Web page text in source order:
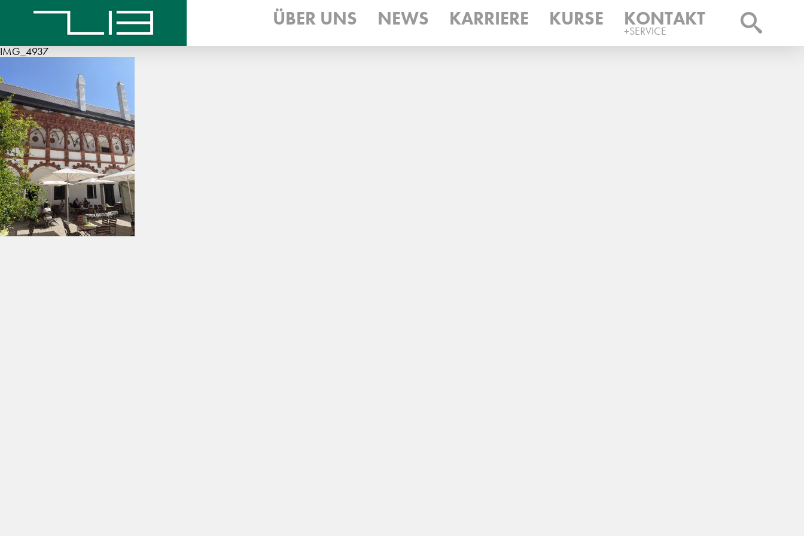
ÜBER UNS NEWS KARRIERE KURSE KONTAKT
+SERVICE
IMG_4937